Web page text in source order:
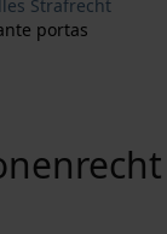
Strafrecht
portas